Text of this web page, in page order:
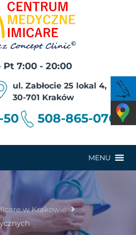
Pt 7:00 - 20:00
ul. Zabłocie 25 lokal 4,
30-701 Kraków
50 508-865-076
MENU
w Krakowie